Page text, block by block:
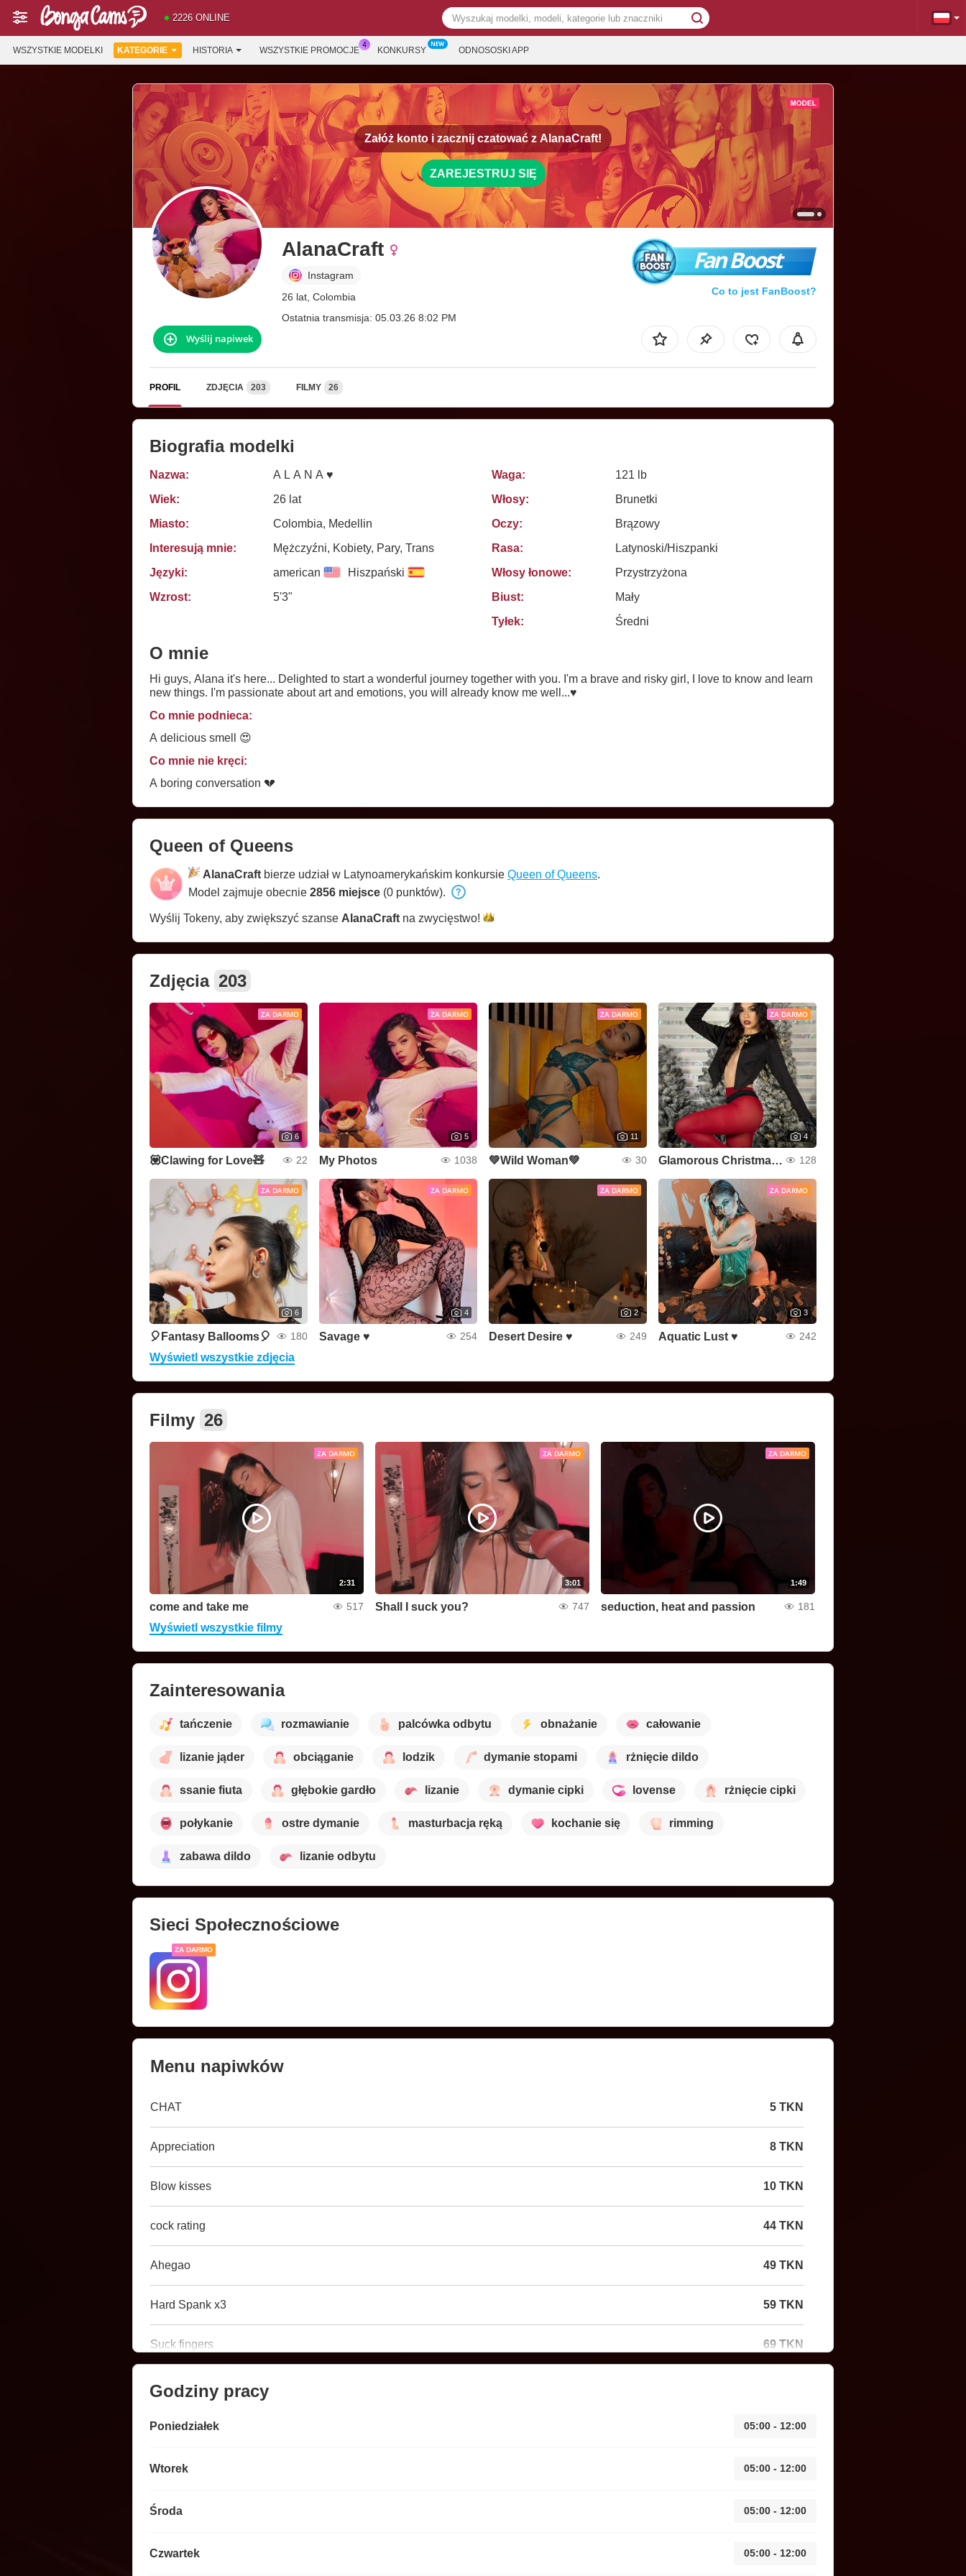
2226 ONLINE
WSZYSTKIE MODELKI KATEGORIE HISTORIA WSZYSTKIE PROMOCJE KONKURSY ODNOSOSKI APP
Załóż konto i zacznij czatować z AlanaCraft!
ZAREJESTRUJ SIĘ
AlanaCraft
Instagram
26 lat, Colombia
Ostatnia transmisja: 05.03.26 8:02 PM
Fan Boost
Co to jest FanBoost?
Wyślij napiwek
PROFIL ZDJĘCIA 203 FILMY 26
Biografia modelki
Nazwa:
A L A N A ♥
Wiek:
26 lat
Miasto:
Colombia, Medellin
Interesują mnie:
Mężczyźni, Kobiety, Pary, Trans
Języki:
american Hiszpański
Wzrost: 5'3"
Waga:
121 lb
Włosy:
Brunetki
Oczy:
Brązowy
Rasa:
Latynoski/Hiszpanki
Włosy łonowe:
Przystrzyżona
Biust:
Mały
Tyłek:
Średni
O mnie
Hi guys, Alana it's here... Delighted to start a wonderful journey together with you. I'm a brave and risky girl, I love to know and learn
new things. I'm passionate about art and emotions, you will already know me well...♥
Co mnie podnieca:
A delicious smell 😍
Co mnie nie kręci:
A boring conversation 💔
Queen of Queens
AlanaCraft bierze udział w Latynoamerykańskim konkursie Queen of Queens.
Model zajmuje obecnie 2856 miejsce (0 punktów).
Wyślij Tokeny, aby zwiększyć szanse AlanaCraft na zwycięstwo!
Zdjęcia 203
ZA DARMO
6
💟Clawing for Love🧸 22
ZA DARMO
5
My Photos 1038
ZA DARMO
11
💚Wild Woman💚 30
ZA DARMO
4
Glamorous Christmas ! ♥ 128
ZA DARMO
6
🎈Fantasy Ballooms🎈 180
ZA DARMO
4
Savage ♥ 254
ZA DARMO
2
Desert Desire ♥ 249
ZA DARMO
3
Aquatic Lust ♥ 242
Wyświetl wszystkie zdjęcia
Filmy 26
ZA DARMO
2:31
come and take me 517
ZA DARMO
3:01
Shall I suck you? 747
ZA DARMO
1:49
seduction, heat and passion 181
Wyświetl wszystkie filmy
Zainteresowania
tańczenie rozmawianie palcówka odbytu obnażanie całowanie
lizanie jąder obciąganie lodzik dymanie stopami rżnięcie dildo
ssanie fiuta głębokie gardło lizanie dymanie cipki lovense rżnięcie cipki
połykanie ostre dymanie masturbacja ręką kochanie się rimming
zabawa dildo lizanie odbytu
Sieci Społecznościowe
ZA DARMO
Menu napiwków
CHAT 5 TKN
Appreciation 8 TKN
Blow kisses 10 TKN
cock rating 44 TKN
Ahegao 49 TKN
Hard Spank x3 59 TKN
Suck fingers 69 TKN
Godziny pracy
Poniedziałek 05:00 - 12:00
Wtorek 05:00 - 12:00
Środa 05:00 - 12:00
Czwartek 05:00 - 12:00